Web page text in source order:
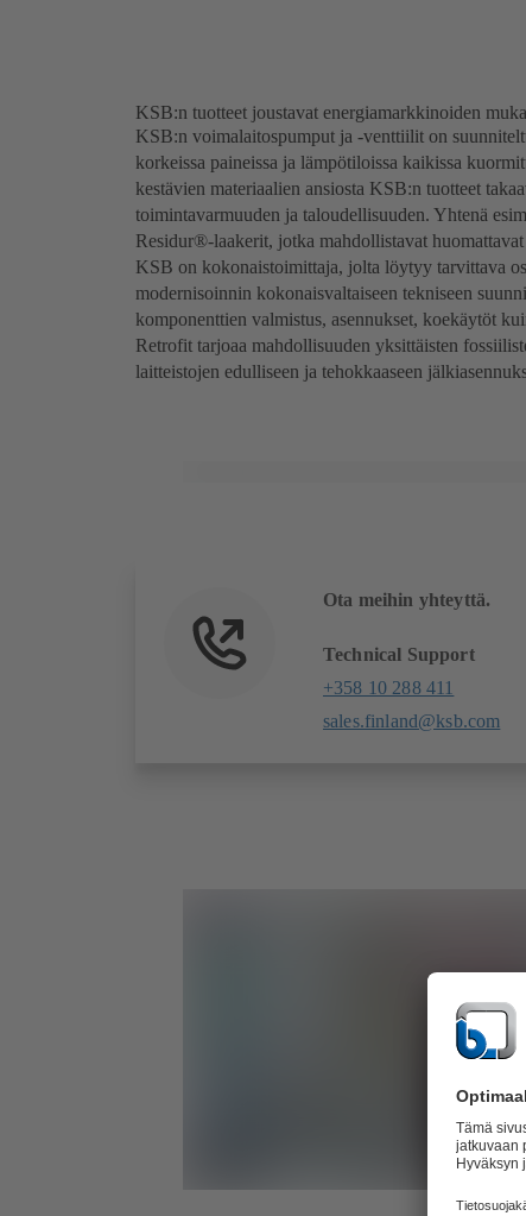
KSB:n tuotteet joustavat energiamarkkinoiden
KSB:n voimalaitospumput ja -venttiilit on
korkeissa paineissa ja lämpötiloissa kaikissa
kestävien materiaalien ansiosta KSB:n tuotteet
toimintavarmuuden ja taloudellisuuden. Yhtenä
Residur®-laakerit, jotka mahdollistavat huomattavat
KSB on kokonaistoimittaja, jolta löytyy tarvittava
modernisoinnin kokonaisvaltaiseen tekniseen
komponenttien valmistus, asennukset, koekäytöt
Retrofit tarjoaa mahdollisuuden yksittäisten
laitteistojen edulliseen ja tehokkaaseen
Ota meihin yhteyttä.
Technical Support
+358 10 288 411
sales.finland@ksb.com